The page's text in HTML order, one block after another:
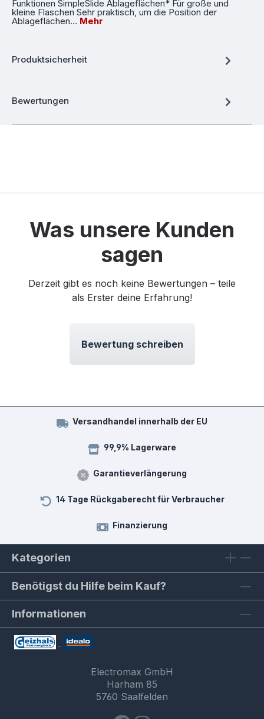
Funktionen SimpleSlide Ablageflächen* Für große und
kleine Flaschen Sehr praktisch, um die Position der
Ablageflächen… Mehr
Produktsicherheit
Bewertungen
Was unsere Kunden
sagen
Derzeit gibt es noch keine Bewertungen – teile
als Erster deine Erfahrung!
Bewertung schreiben
Versandhandel innerhalb der EU
99,9% Lagerware
Garantieverlängerung
14 Tage Rückgaberecht für Verbraucher
Finanzierung
Kategorien
Benötigst du Hilfe beim Kauf?
Informationen
Electromax GmbH
Harham 85
5760 Saalfelden